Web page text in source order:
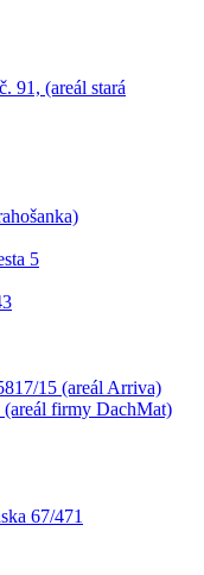
91, (areál stará
5
15 (areál Arriva)
firmy DachMat)
67/471